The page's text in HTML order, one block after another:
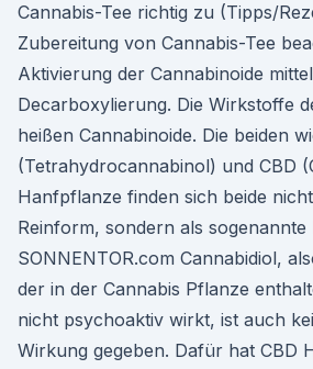
Cannabis-Tee richtig zu (Tipps/
Zubereitung von Cannabis-Tee
Aktivierung der Cannabinoide
Decarboxylierung. Die Wirkstoffe
heißen Cannabinoide. Die beiden
(Tetrahydrocannabinol) und CBD
Hanfpflanze finden sich beide
Reinform, sondern als sogenannte
SONNENTOR.com Cannabidiol,
der in der Cannabis Pflanze
nicht psychoaktiv wirkt, ist auch
Wirkung gegeben. Dafür hat CBD